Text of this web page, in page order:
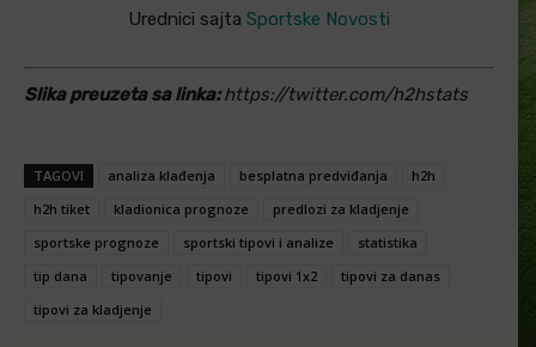
Urednici sajta Sportske Novosti
Slika preuzeta sa linka:https://twitter.com/h2hstats
TAGOVI analiza klađenja besplatna predviđanja
h2h
h2h tiket
kladionica prognoze
predlozi za kladjenje
sportske prognoze
sportski tipovi i analize
statistika
tip dana
tipovanje tipovi tipovi 1x2
tipovi za danas
tipovi za kladjenje